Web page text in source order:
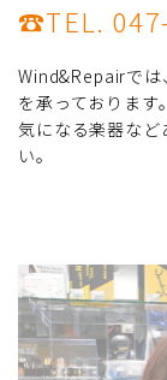
☎TEL.
Wind&Repairでは、
を承っております。
気になる楽器な
い。